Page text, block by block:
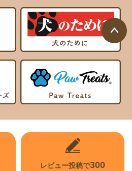
ページ
トップ
へ
レビュー投稿で300